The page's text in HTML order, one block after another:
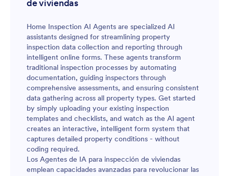
de viviendas
Home Inspection AI Agents are specialized AI
assistants designed for streamlining property
inspection data collection and reporting through
intelligent online forms. These agents transform
traditional inspection processes by automating
documentation, guiding inspectors through
comprehensive assessments, and ensuring consistent
data gathering across all property types. Get started
by simply uploading your existing inspection
templates and checklists, and watch as the AI agent
creates an interactive, intelligent form system that
captures detailed property conditions - without
coding required.
Los Agentes de IA para inspección de viviendas
emplean capacidades avanzadas para revolucionar las